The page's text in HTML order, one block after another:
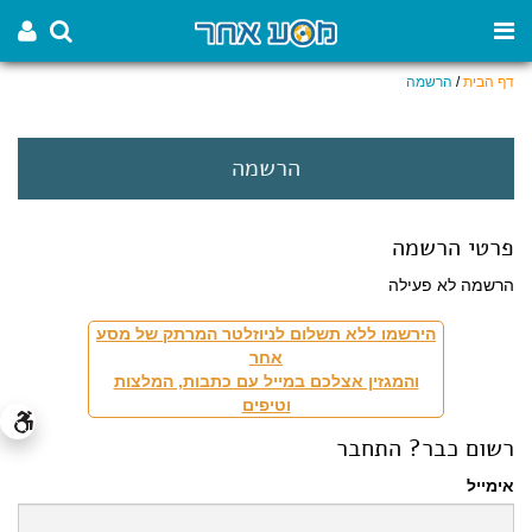
דף הבית/ הרשמה
הרשמה
פרטי הרשמה
הרשמה לא פעילה
הירשמו ללא תשלום לניוזלטר המרתק של מסע
אחר
והמגזין אצלכם במייל עם כתבות, המלצות
וטיפים
רשום כבר? התחבר
אימייל